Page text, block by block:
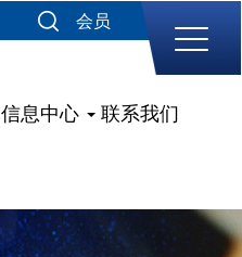
会员
信息中心 联系我们